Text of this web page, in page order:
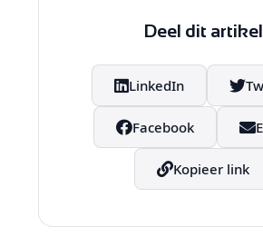
Deel dit artikel
LinkedIn
Facebook
Kopieer link